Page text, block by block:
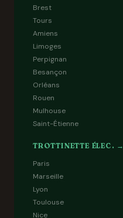
Brest
Tours
Amiens
Limoges
Perpignan
Besançon
Orléans
Rouen
Mulhouse
Saint-Étienne
TROTTINETTE ÉLEC. →
Paris
Marseille
Lyon
Toulouse
Nice